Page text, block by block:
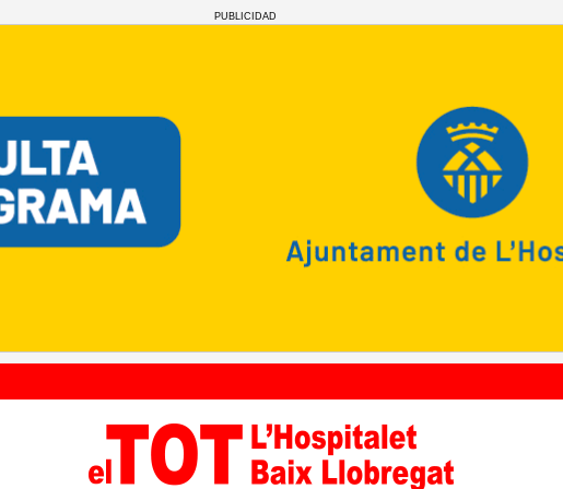
PUBLICIDAD